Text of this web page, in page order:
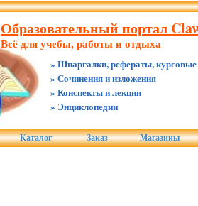
Образовательный портал
Всё для учебы, работы и отдыха
» Шпаргалки, рефераты, курсовые
» Сочинения и изложения
» Конспекты и лекции
» Энциклопедии
Каталог Заказ Магазины